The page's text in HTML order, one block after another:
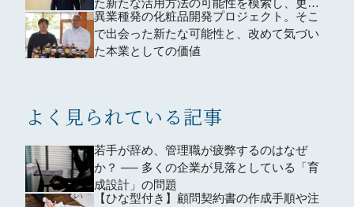
る業務効率化を目指した。
異業種発の化粧品開発プロジェクト。そこ
で出会った新たな可能性と、改めて気づい
た本業としての価値
よく見られている記事
若手が辞め、管理職が疲弊するのはなぜ
か？ ── 多くの企業が見落としている「育
成設計」の問題
【ひな型付き】顧問契約書の作成手順や注